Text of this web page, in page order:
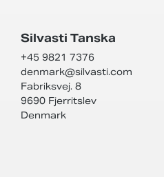
Silvasti Tanska
+45 9821 7376
denmark@silvasti.com
Fabriksvej. 8
9690 Fjerritslev
Denmark